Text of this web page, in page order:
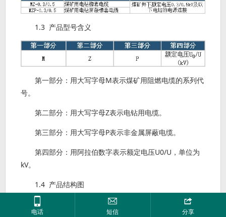
1.3 产品型号含义
第一部分：用大写字母M表示煤矿用阻燃电缆的系列代
号。
第二部分：用大写字母Z表示电钻用电缆。
第三部分：用大写字母P表示非金属屏蔽电缆。
第四部分：用阿拉伯数字表示额定电压U0/U，单位为
kV。
1.4 产品结构图

电话

短信

分享